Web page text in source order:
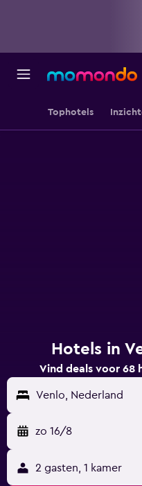
Tophotels
Hotels in
Vind deals voor 68
Venlo, Nederland
zo 16/8
2 gasten, 1 kamer